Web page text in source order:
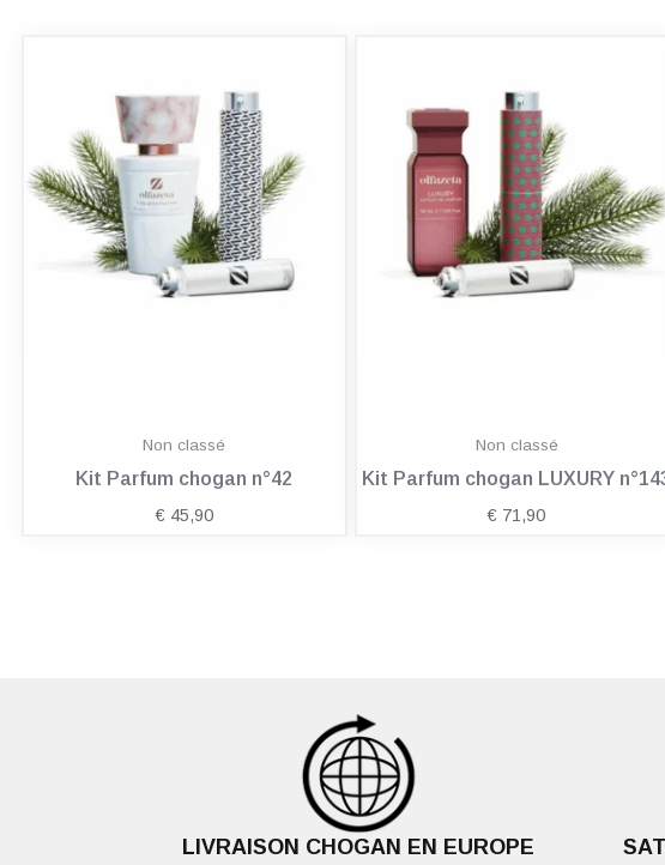
Non classé
Kit Parfum chogan n°42
€ 45,90
Non classé
Kit Parfum chogan LUXURY
€ 71,90
LIVRAISON CHOGAN EN EUROPE